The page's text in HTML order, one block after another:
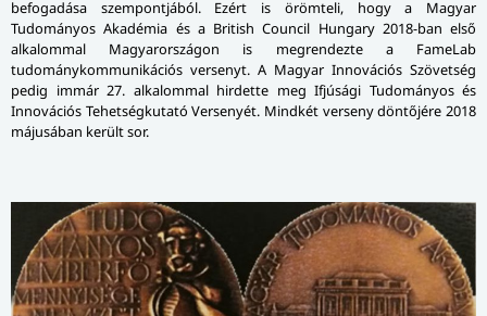
befogadása szempontjából. Ezért is örömteli, hogy a Magyar
Tudományos Akadémia és a British Council Hungary 2018-ban első
alkalommal Magyarországon is megrendezte a FameLab
tudománykommunikációs versenyt. A Magyar Innovációs Szövetség
pedig immár 27. alkalommal hirdette meg Ifjúsági Tudományos és
Innovációs Tehetségkutató Versenyét. Mindkét verseny döntőjére 2018
májusában került sor.